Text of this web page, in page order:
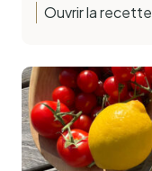
Ouvrir la recette